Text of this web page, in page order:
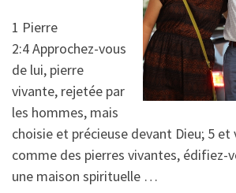
1 Pierre
2:4 Approchez-vous
de lui, pierre
vivante, rejetée par
les hommes, mais
choisie et précieuse devant Dieu; 5 et
comme des pierres vivantes, édifiez-
une maison spirituelle …